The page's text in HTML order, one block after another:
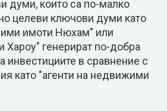
думи, които са по-малко
целеви ключови думи като
имоти Нюхам" или
генерират по-добра
в сравнение с
като "агенти на недвижими